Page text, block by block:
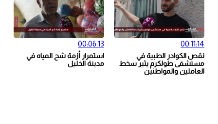
00:11:14
نقص الكوادر الطبية في
مستشفى طولكرم يثير سخط
العاملين والمواطنين
00:06:13
استمرار أزمة شح المياه في
مدينة الخليل